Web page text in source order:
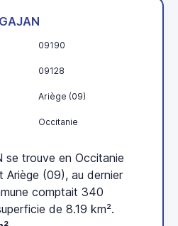
GAJAN
09190
09128
Ariège (09)
Occitanie
se trouve en Occitanie
Ariège (09), au dernier
comptait 340
de 8.19 km².